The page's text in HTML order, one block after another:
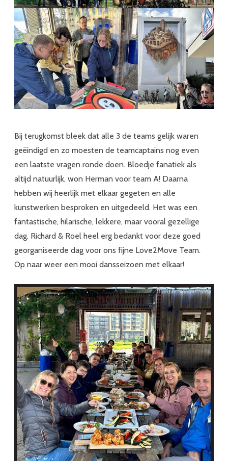
Bij terugkomst bleek dat alle 3 de teams gelijk waren
geëindigd en zo moesten de teamcaptains nog even
een laatste vragen ronde doen. Bloedje fanatiek als
altijd natuurlijk, won Herman voor team A! Daarna
hebben wij heerlijk met elkaar gegeten en alle
kunstwerken besproken en uitgedeeld. Het was een
fantastische, hilarische, lekkere, maar vooral gezellige
dag. Richard & Roel heel erg bedankt voor deze goed
georganiseerde dag voor ons fijne Love2Move Team.
Op naar weer een mooi dansseizoen met elkaar!